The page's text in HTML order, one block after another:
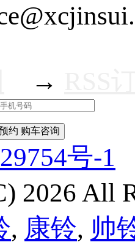
→
号-1
2026
, 康铃, 帅